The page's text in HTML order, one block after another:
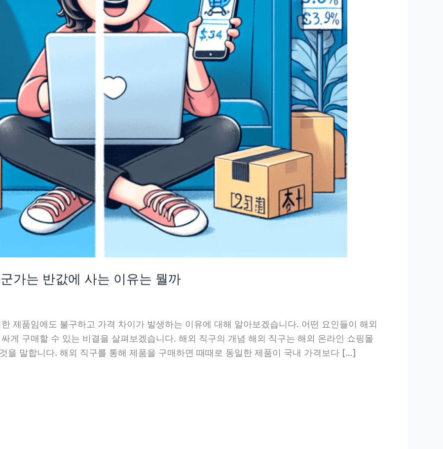
가는 반값에 사는 이유는 뭘까
제품임에도 불구하고 가격 차이가 발생하는 이유에 대해 알아보겠습니다. 어떤 요인들이 해외
게 구매할 수 있는 비결을 살펴보겠습니다. 해외 직구의 개념 해외 직구는 해외 온라인 쇼핑몰
을 말합니다. 해외 직구를 통해 제품을 구매하면 때때로 동일한 제품이 국내 가격보다 […]